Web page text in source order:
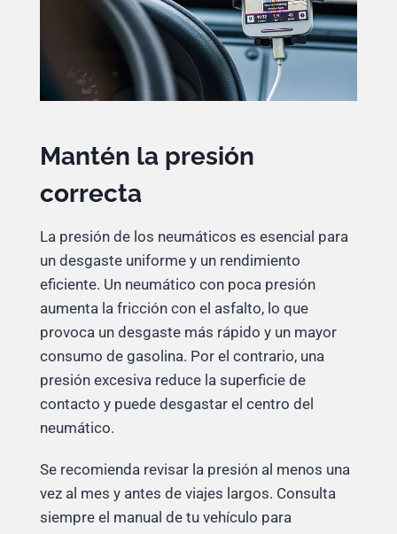
Mantén la presión
correcta
La presión de los neumáticos es esencial para
un desgaste uniforme y un rendimiento
eficiente. Un neumático con poca presión
aumenta la fricción con el asfalto, lo que
provoca un desgaste más rápido y un mayor
consumo de gasolina. Por el contrario, una
presión excesiva reduce la superficie de
contacto y puede desgastar el centro del
neumático.
Se recomienda revisar la presión al menos una
vez al mes y antes de viajes largos. Consulta
siempre el manual de tu vehículo para